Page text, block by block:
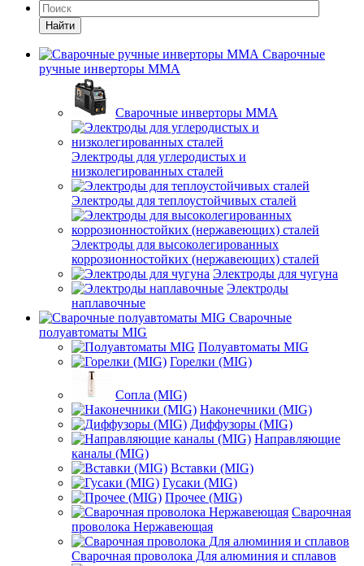
Найти
Сварочные
ручные инверторы MMA
Сварочные инверторы MMA
Электроды для углеродистых и
низколегированных сталей
Электроды для теплоустойчивых сталей
Электроды для высоколегированных
коррозионностойких (нержавеющих) сталей
Электроды для чугуна
Электроды
наплавочные
Сварочные
полуавтоматы MIG
Полуавтоматы MIG
Горелки (MIG)
Сопла (MIG)
Наконечники (MIG)
Диффузоры (MIG)
Направляющие
каналы (MIG)
Вставки (MIG)
Гусаки (MIG)
Прочее (MIG)
Сварочная
проволока Нержавеющая
Сварочная проволока Для алюминия и сплавов